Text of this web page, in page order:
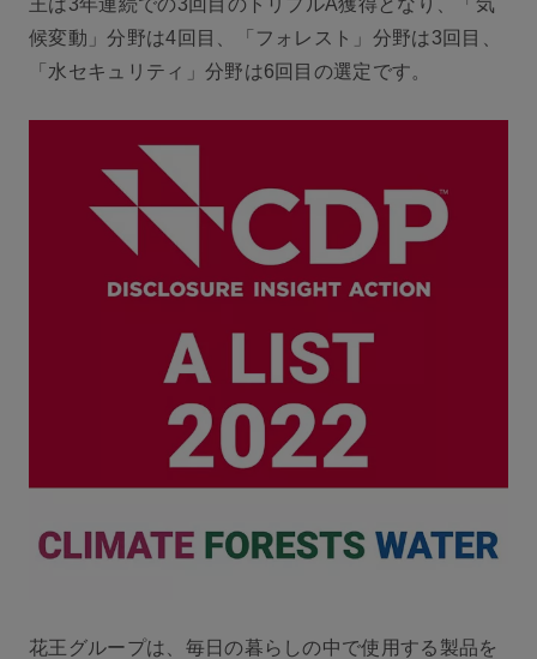
王は3年連続での3回目のトリプルA獲得となり、「気
候変動」分野は4回目、「フォレスト」分野は3回目、
「水セキュリティ」分野は6回目の選定です。
花王グループは、毎日の暮らしの中で使用する製品を